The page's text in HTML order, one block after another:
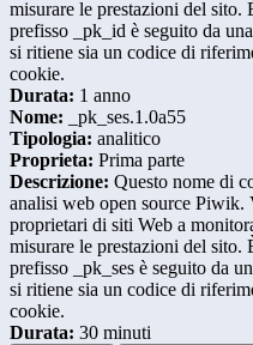
misurare le prestazioni del
prefisso _pk_id è seguito da
si ritiene sia un codice di
cookie.
Durata: 1 anno
Nome: _pk_ses.1.0a55
Tipologia: analitico
Proprieta: Prima parte
Descrizione: Questo nome di
analisi web open source Piwik.
proprietari di siti Web a
misurare le prestazioni del
prefisso _pk_ses è seguito da
si ritiene sia un codice di
cookie.
Durata: 30 minuti